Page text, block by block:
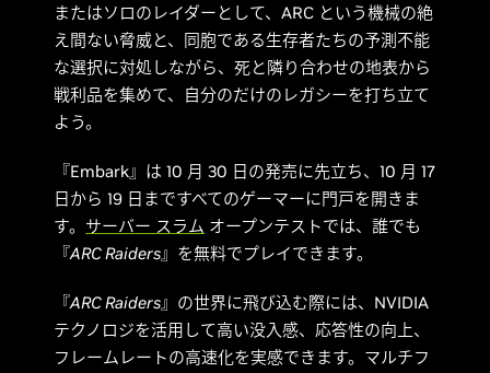
またはソロのレイダーとして、ARC という機械の絶
え間ない脅威と、同胞である生存者たちの予測不能
な選択に対処しながら、死と隣り合わせの地表から
戦利品を集めて、自分のだけのレガシーを打ち立て
よう。
『Embark』は 10 月 30 日の発売に先立ち、10 月 17
日から 19 日まですべてのゲーマーに門戸を開きま
す。 サーバー スラム オープンテストでは、誰でも
『ARC Raiders』を無料でプレイできます。
『ARC Raiders』の世界に飛び込む際には、NVIDIA
テクノロジを活用して高い没入感、応答性の向上、
フレームレートの高速化を実感できます。マルチフ